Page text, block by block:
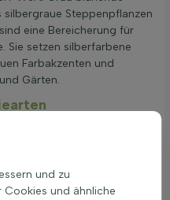
Steppenpflanzen
eine Bereicherung für
Sie setzen silberfarbene
Farbakzenten und
Gärten.
geliefert werden, außer
oder bloßen Wurzeln
werden. Die
hängen von
und zu
Cookies und ähnliche